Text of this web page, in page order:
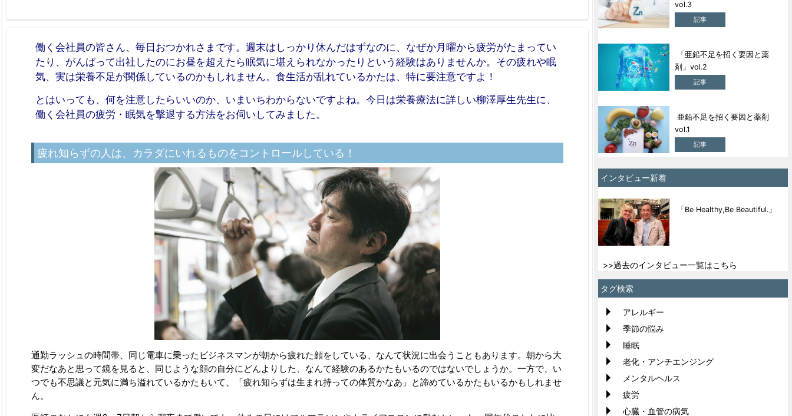
働く会社員の皆さん、毎日おつかれさまです。週末はしっかり休んだはずなのに、なぜか月曜から疲労がたまってい
たり、がんばって出社したのにお昼を超えたら眠気に堪えられなかったりという経験はありませんか。その疲れや眠
気、実は栄養不足が関係しているのかもしれません。食生活が乱れているかたは、特に要注意ですよ！
とはいっても、何を注意したらいいのか、いまいちわからないですよね。今日は栄養療法に詳しい柳澤厚生先生に、
働く会社員の疲労・眠気を撃退する方法をお伺いしてみました。
疲れ知らずの人は、カラダにいれるものをコントロールしている！
通勤ラッシュの時間帯、同じ電車に乗ったビジネスマンが朝から疲れた顔をしている、なんて状況に出会うこともあります。朝から大
変だなあと思って鏡を見ると、同じような顔の自分にどんよりした、なんて経験のあるかたもいるのではないでしょうか。一方で、い
つでも不思議と元気に満ち溢れているかたもいて、「疲れ知らずは生まれ持っての体質かなあ」と諦めているかたもいるかもしれませ
ん。
vol.3
記事
「亜鉛不足を招く要因と薬
剤」vol.2
記事
亜鉛不足を招く要因と薬剤
vol.1
記事
インタビュー新着
「Be Healthy,Be Beautiful.」
>>過去のインタビュー一覧はこちら
タグ検索
アレルギー
季節の悩み
睡眠
老化・アンチエンジング
メンタルヘルス
疲労
心臓・血管の病気